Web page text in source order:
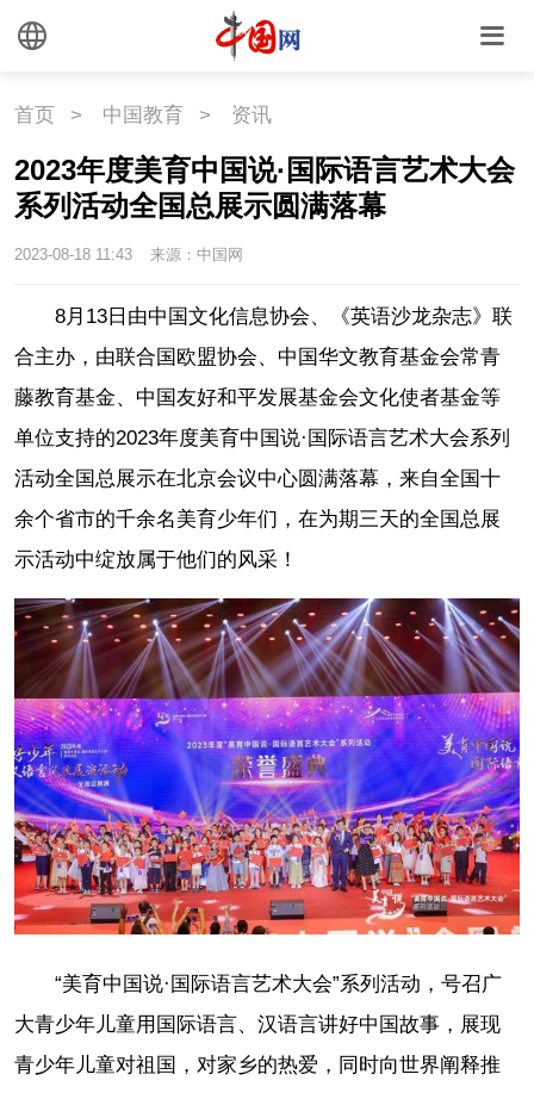
首页 > 中国教育 > 资讯
2023年度美育中国说·国际语言艺术大会
系列活动全国总展示圆满落幕
2023-08-18 11:43 来源：中国网
8月13日由中国文化信息协会、《英语沙龙杂志》联
合主办，由联合国欧盟协会、中国华文教育基金会常青
藤教育基金、中国友好和平发展基金会文化使者基金等
单位支持的2023年度美育中国说·国际语言艺术大会系列
活动全国总展示在北京会议中心圆满落幕，来自全国十
余个省市的千余名美育少年们，在为期三天的全国总展
示活动中绽放属于他们的风采！
“美育中国说·国际语言艺术大会”系列活动，号召广
大青少年儿童用国际语言、汉语言讲好中国故事，展现
青少年儿童对祖国，对家乡的热爱，同时向世界阐释推